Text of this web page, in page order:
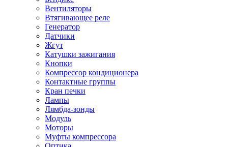
Вентиляторы
Втягивающее реле
Генератор
Датчики
Жгут
Катушки зажигания
Кнопки
Компрессор кондиционера
Контактные группы
Кран печки
Лампы
Лямбда-зонды
Модуль
Моторы
Муфты компрессора